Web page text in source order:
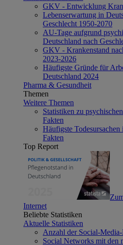
GKV - Entwicklung
Lebenserwartung in
Geschlecht 1950-2070
AU-Tage aufgrund
Deutschland nach
GKV - Krankenstand
2023-2026
Häufigste Gründe für
Deutschland 2024
Pharma & Gesundheit
Themen
Weitere Themen
Statistiken zu
Fakten
Häufigste
Fakten
Top Report
Internet
Beliebte Statistiken
Aktuelle Statistiken
Anzahl der Social-
Social Networks mit den